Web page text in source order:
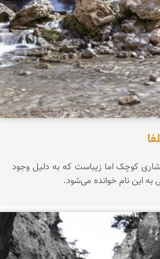
کوچک اما زیباست که به دلیل وجود
این نام خوانده می‌شود.